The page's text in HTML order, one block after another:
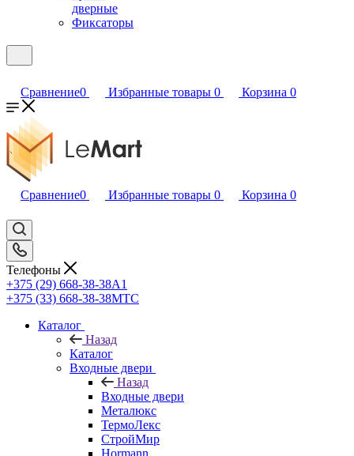
дверные
Фиксаторы
Сравнение0 Избранные товары 0 Корзина 0
Сравнение0 Избранные товары 0 Корзина 0
Телефоны
+375 (29) 668-38-38A1
+375 (33) 668-38-38МТС
Каталог
Назад
Каталог
Входные двери
Назад
Входные двери
Металюкс
ТермоЛекс
СтройМир
Hormann